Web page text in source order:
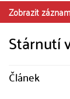
Zobrazit záznam
Stárnutí
Článek